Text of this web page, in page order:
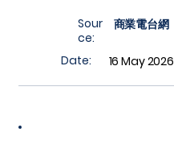
Sour
ce:
商業電台網
Date: 16 May 2026